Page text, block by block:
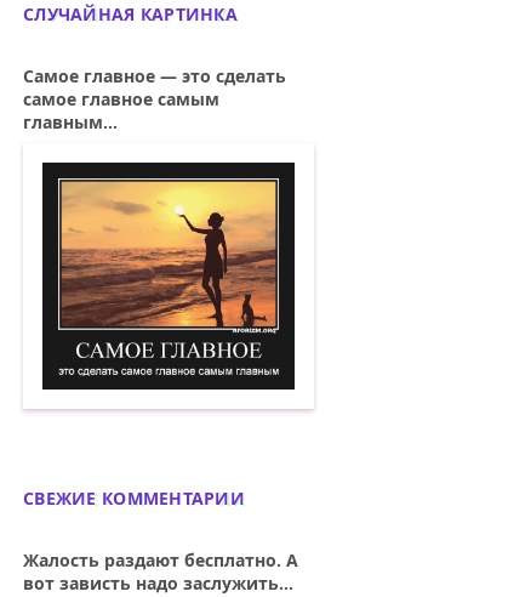
СЛУЧАЙНАЯ КАРТИНКА
Самое главное — это сделать
самое главное самым
главным...
Самое главное — это сделать самое
СВЕЖИЕ КОММЕНТАРИИ
Жалость раздают бесплатно. А
вот зависть надо заслужить...